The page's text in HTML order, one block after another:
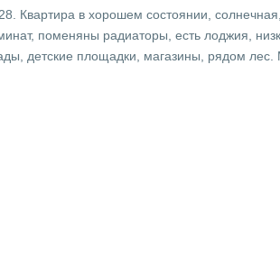
Квартира в хорошем состоянии,
поменяны радиаторы, есть лоджия,
детские площадки, магазины, рядом